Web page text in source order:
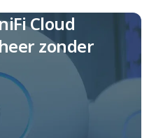
Cloud
zonder